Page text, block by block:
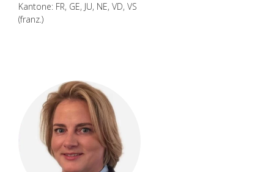
Kan­to­ne: FR, GE, JU, NE, VD, VS
(franz.)